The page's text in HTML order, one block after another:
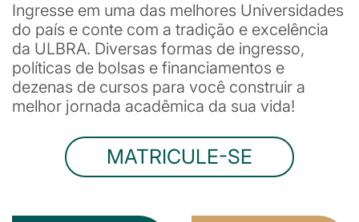
Ingresse em uma das melhores Universidades
do país e conte com a tradição e excelência
da ULBRA. Diversas formas de ingresso,
políticas de bolsas e financiamentos e
dezenas de cursos para você construir a
melhor jornada acadêmica da sua vida!
MATRICULE-SE